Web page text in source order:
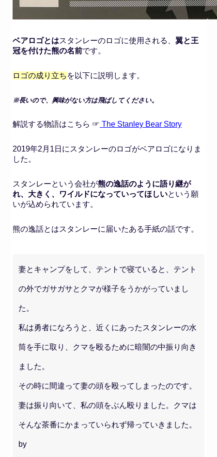
ベアロゴとはスタンレーのロゴに使用される、 翼と王
冠を付けた熊の名前です。
ロゴの成り立ち を以下に説明します。
※長いので、興味がない方は飛ばしてください。
解説する物語はこちら ☞ The Stanley Bear Story
2019年2月1日にスタンレーのロゴがベアロゴになりま
した。
スタンレーという会社が熊の逸話のように語り継が
れ、大きく、ワイルドになっていってほしいという願
いが込められています。
熊の逸話とはスタンレーに届いたある手紙の話です。
妻とキャンプをして、テントで寝ていると、テント
の外でガサガサとクマが様子をうかがっていまし
た。
私は勇者になろうと、近くにあったスタンレーの水
筒を手に取り、クマを殴るために暗闇の中振り向き
ました。
その時に間違って妻の頭を殴ってしまったのです。
妻は振り向いて、私の頭をぶん殴りました。クマは
そんな茶番にかまっていられず帰っていきました。
by